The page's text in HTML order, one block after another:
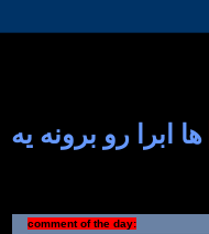
ها ابرا رو برونه یه
comment of the day: